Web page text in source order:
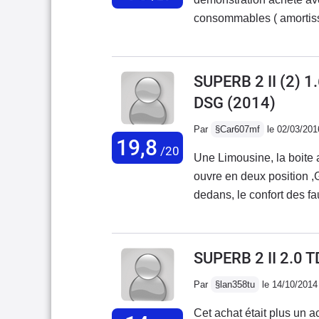
du véhicule en
consommables (
reste est d'origine, aucune panne...Point
finition correct et
respect les limitation
et réception radio
après la modification du logiciel)Point
pneus 245/45/17 !
mordant a basse
concession très
19,8 /20
SUPERB 2 II (2)
DSG (2014)
Par §Car607mf le 02/03/
Une Limousine, la boite
ouvre en deux position
dedans, le confort des
SUPERB 2 II 2.0
Par §lan358tu le 14/10/2014
Cet achat était plus un